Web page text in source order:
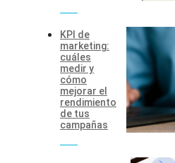
KPI de
marketing:
cuáles
medir y
cómo
mejorar el
rendimiento
de tus
campañas